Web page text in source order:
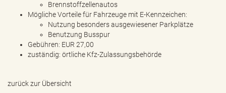
Brennstoffzellenautos
Mögliche Vorteile für Fahrzeuge mit E-Kennzeichen:
Nutzung besonders ausgewiesener Parkplätze
Benutzung Busspur
Gebühren: EUR 27,00
zuständig: örtliche Kfz-Zulassungsbehörde
zurück zur Übersicht